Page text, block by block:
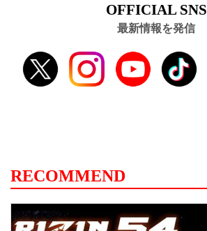
OFFICIAL SNS
最新情報を発信
RECOMMEND